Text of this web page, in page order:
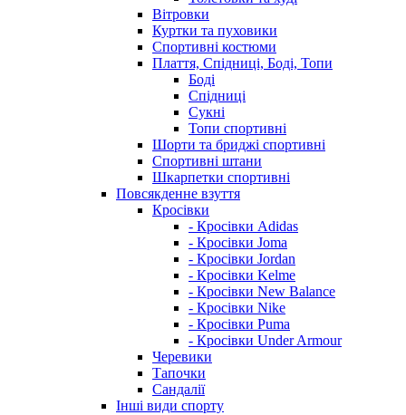
Вітровки
Куртки та пуховики
Спортивні костюми
Плаття, Спідниці, Боді, Топи
Боді
Спідниці
Сукні
Топи спортивні
Шорти та бриджі спортивні
Спортивні штани
Шкарпетки спортивні
Повсякденне взуття
Кросівки
- Кросівки Adidas
- Кросівки Joma
- Кросівки Jordan
- Кросівки Kelme
- Кросівки New Balance
- Кросівки Nike
- Кросівки Puma
- Кросівки Under Armour
Черевики
Тапочки
Сандалії
Інші види спорту